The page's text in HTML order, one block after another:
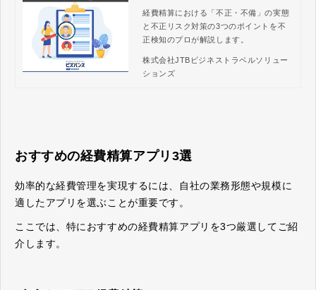
ためのポイント3選｜株式会社
JTBビジネストラベルソリュ
経費精算における「不正・不備」の実態
と不正リスク対策の3つのポイントを不
正検知のプロが解説します。
株式会社JTBビジネストラベルソリュー
ションズ
おすすめの経費精算アプリ3選
効率的な経費管理を実現するには、自社の業務形態や規模に
適したアプリを選ぶことが重要です。
ここでは、特におすすめの経費精算アプリを3つ厳選してご紹
介します。